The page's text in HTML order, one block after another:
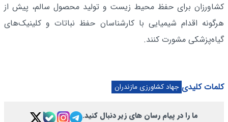
کشاورزان برای حفظ محیط زیست و تولید محصول سالم، پیش از
هرگونه اقدام شیمیایی با کارشناسان حفظ نباتات و کلینیک‌های
گیاه‌پزشکی مشورت کنند.
کلمات کلیدی جهاد کشاورزی مازندران
ما را در پیام رسان های زیر دنبال کنید.